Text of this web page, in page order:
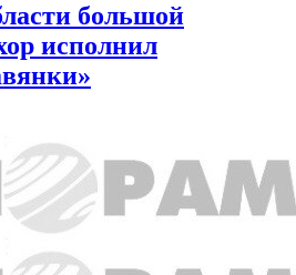
большой
исполнил